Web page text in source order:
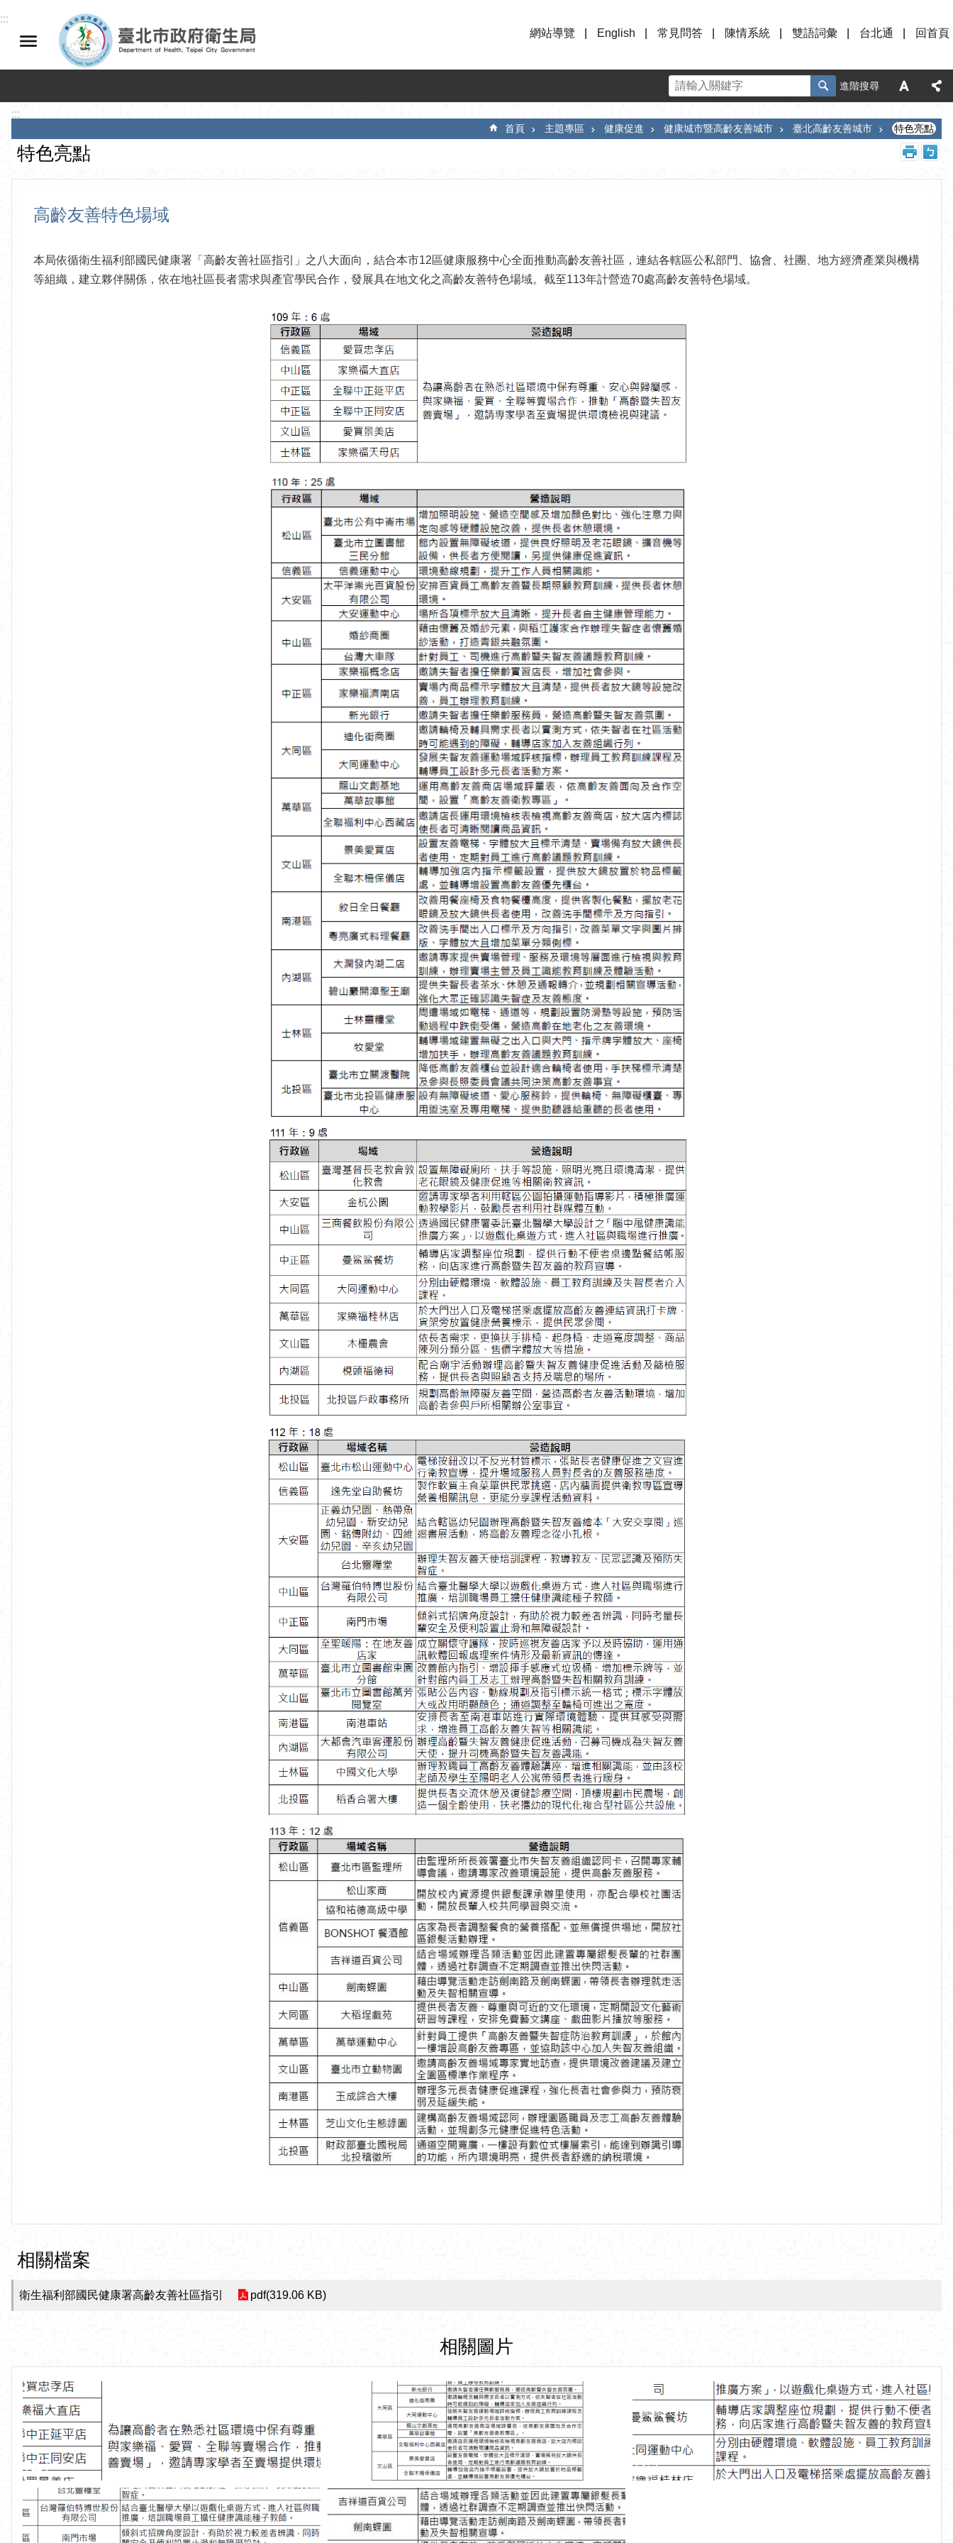
跳到主要內容區塊
:::
網站導覽
English 常見問答 陳情系統 雙語詞彙 台北通 回首頁
進階搜尋
:::
首頁 主題專區 健康促進 健康城市暨高齡友善城市 臺北高齡友善城市 特色亮點
特色亮點
高齡友善特色場域
本局依循衛生福利部國民健康署「高齡友善社區指引」之八大面向，結合本市12區健康服務中心全面推動高齡友善社區，連結各轄區公私部門、協會、社團、地方經濟產業與機構
等組織，建立夥伴關係，依在地社區長者需求與產官學民合作，發展具在地文化之高齡友善特色場域。截至113年計營造70處高齡友善特色場域。
相關檔案
衛生福利部國民健康署高齡友善社區指引 pdf(319.06 KB)
相關圖片